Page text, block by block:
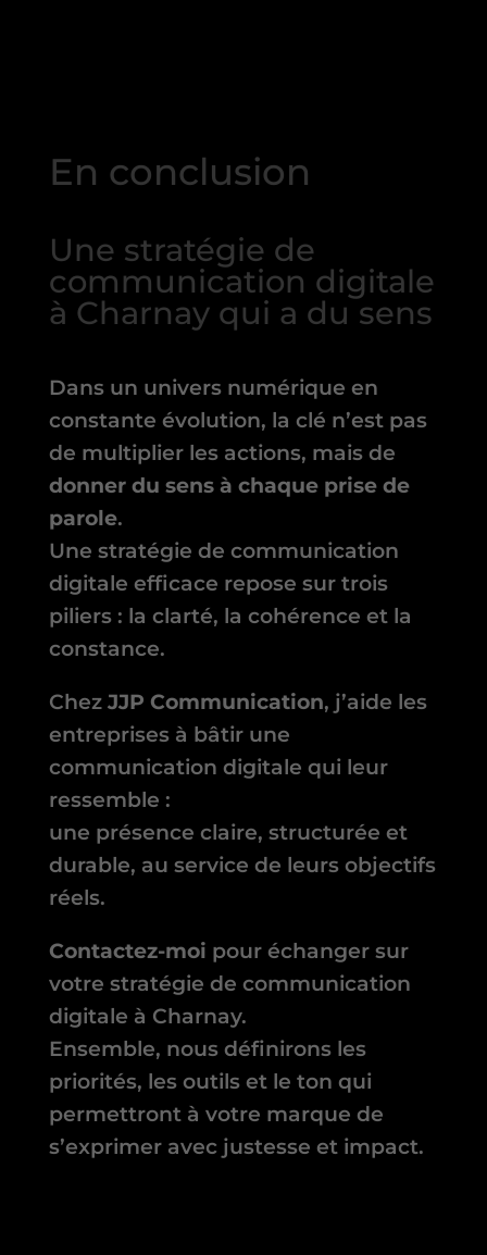
En conclusion
Une stratégie de
communication digitale
à Charnay qui a du sens
Dans un univers numérique en
constante évolution, la clé n’est pas
de multiplier les actions, mais de
donner du sens à chaque prise de
parole.
Une stratégie de communication
digitale efficace repose sur trois
piliers : la clarté, la cohérence et la
constance.
Chez JJP Communication, j’aide les
entreprises à bâtir une
communication digitale qui leur
ressemble :
une présence claire, structurée et
durable, au service de leurs objectifs
réels.
Contactez-moi pour échanger sur
votre stratégie de communication
digitale à Charnay.
Ensemble, nous définirons les
priorités, les outils et le ton qui
permettront à votre marque de
s’exprimer avec justesse et impact.